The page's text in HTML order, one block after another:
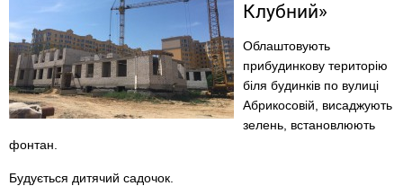
Клубний»
Облаштовують
прибудинкову територію
біля будинків по вулиці
Абрикосовій, висаджують
зелень, встановлюють
фонтан.
Будується дитячий садочок.